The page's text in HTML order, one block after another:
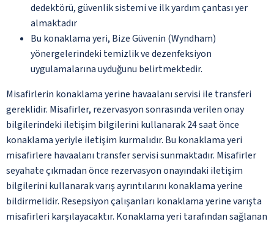
dedektörü, güvenlik sistemi ve ilk yardım çantası yer
almaktadır
Bu konaklama yeri, Bize Güvenin (Wyndham)
yönergelerindeki temizlik ve dezenfeksiyon
uygulamalarına uyduğunu belirtmektedir.
Misafirlerin konaklama yerine havaalanı servisi ile transferi
gereklidir. Misafirler, rezervasyon sonrasında verilen onay
bilgilerindeki iletişim bilgilerini kullanarak 24 saat önce
konaklama yeriyle iletişim kurmalıdır. Bu konaklama yeri
misafirlere havaalanı transfer servisi sunmaktadır. Misafirler
seyahate çıkmadan önce rezervasyon onayındaki iletişim
bilgilerini kullanarak varış ayrıntılarını konaklama yerine
bildirmelidir. Resepsiyon çalışanları konaklama yerine varışta
misafirleri karşılayacaktır. Konaklama yeri tarafından sağlanan